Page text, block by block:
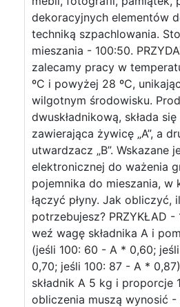
dekoracyjnych elementów
techniką szpachlowania.
mieszania - 100:50.
zalecamy pracy w
ºC i powyżej 28 ºC,
wilgotnym środowisku.
dwuskładnikową, składa
zawierająca żywicę „A”, a
utwardzacz „B”. Wskazane
elektronicznej do ważenia
pojemnika do mieszania, w
łączyć płyny. Jak obliczyć,
potrzebujesz? PRZYKŁAD -
weź wagę składnika A i
(jeśli 100: 60 - A * 0,60;
0,70; jeśli 100: 87 - A *
składnik A 5 kg i proporcje
obliczenia muszą wynosić